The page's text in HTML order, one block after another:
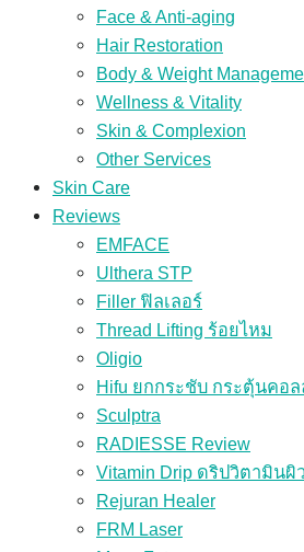
Face & Anti-aging
Hair Restoration
Body & Weight
Wellness & Vitality
Skin & Complexion
Other Services
Skin Care
Reviews
EMFACE
Ulthera STP
Filler ฟิลเลอร์
Thread Lifting ร้อยไหม
Oligio
Hifu ยกกระชับ กระตุ้นคอล
Sculptra
RADIESSE Review
Vitamin Drip ดริปวิตามินผิว
Rejuran Healer
FRM Laser